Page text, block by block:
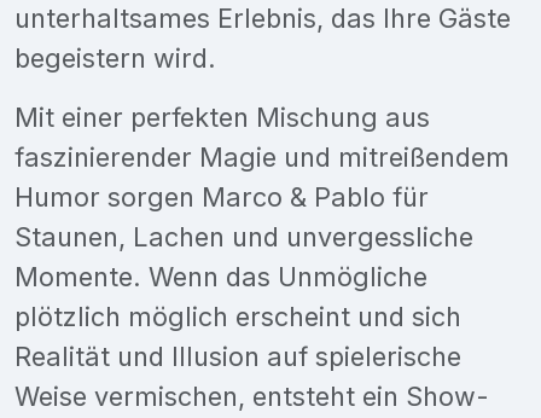
unterhaltsames Erlebnis, das Ihre Gäste
begeistern wird.
Mit einer perfekten Mischung aus
faszinierender Magie und mitreißendem
Humor sorgen Marco & Pablo für
Staunen, Lachen und unvergessliche
Momente. Wenn das Unmögliche
plötzlich möglich erscheint und sich
Realität und Illusion auf spielerische
Weise vermischen, entsteht ein Show-